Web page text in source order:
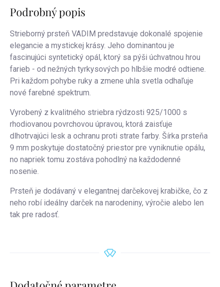
Podrobný popis
Strieborný prsteň VADIM predstavuje dokonalé spojenie
elegancie a mystickej krásy. Jeho dominantou je
fascinujúci syntetický opál, ktorý sa pýši úchvatnou hrou
farieb - od nežných tyrkysových po hlbšie modré odtiene.
Pri každom pohybe ruky a zmene uhla svetla odhaľuje
nové farebné spektrum.
Vyrobený z kvalitného striebra rýdzosti 925/1000 s
rhodiovanou povrchovou úpravou, ktorá zaisťuje
dlhotrvajúci lesk a ochranu proti strate farby. Šírka prsteňa
9 mm poskytuje dostatočný priestor pre vyniknutie opálu,
no napriek tomu zostáva pohodlný na každodenné
nosenie.
Prsteň je dodávaný v elegantnej darčekovej krabičke, čo z
neho robí ideálny darček na narodeniny, výročie alebo len
tak pre radosť.